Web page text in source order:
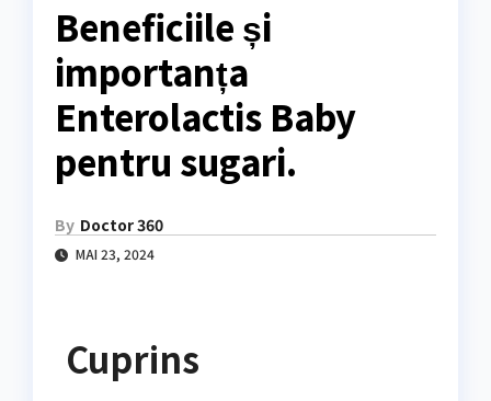
Beneficiile și
importanța
Enterolactis Baby
pentru sugari.
By Doctor 360
MAI 23, 2024
Cuprins